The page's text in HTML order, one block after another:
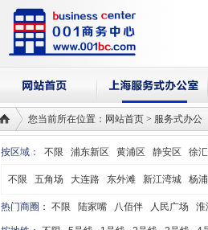
您当前所在位置：网站首页 > 服务式办公
按区域： 不限 浦东新区 黄浦区 静安区 徐
不限 五角场 大连路 东外滩 新江湾城 杨
热门商圈： 不限 陆家嘴 八佰伴 人民广场 淮